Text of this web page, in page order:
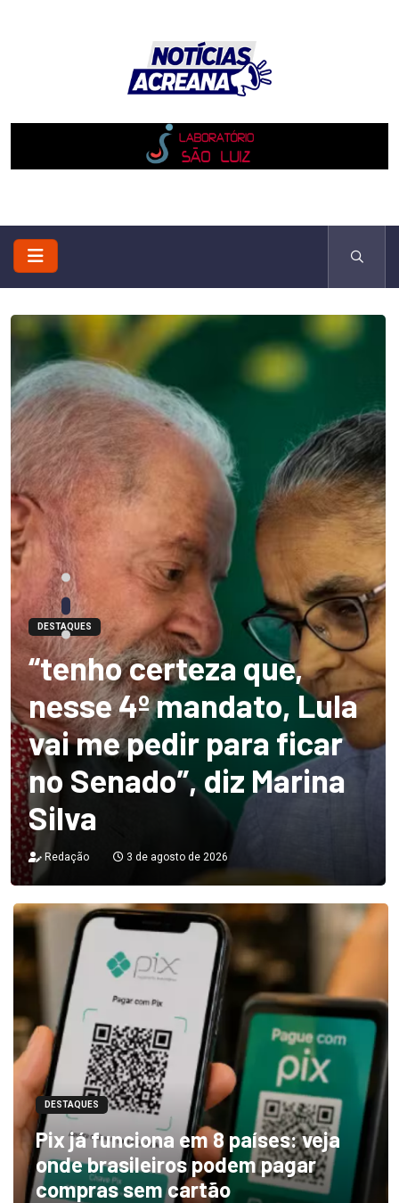
DESTAQUES
“tenho certeza que,
nesse 4º mandato, Lula
vai me pedir para ficar
no Senado”, diz Marina
Silva
Redação 3 de agosto de 2026
DESTAQUES
Pix já funciona em 8 países: veja
onde brasileiros podem pagar
compras sem cartão